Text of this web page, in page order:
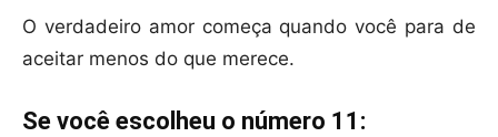
O verdadeiro amor começa quando você para de
aceitar menos do que merece.
Se você escolheu o número 11: